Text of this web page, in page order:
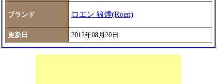
ブランド ロエン 狼煙(Roen)
更新日 2012年08月20日